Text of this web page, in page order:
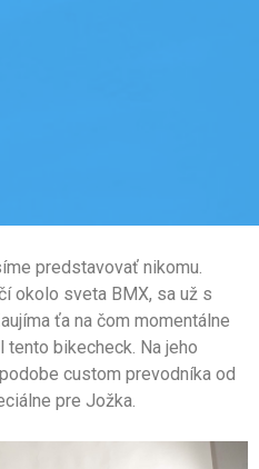
predstavovať nikomu.
okolo sveta BMX, sa už s
ťa na čom momentálne
bikecheck. Na jeho
custom prevodníka od
pre Jožka.